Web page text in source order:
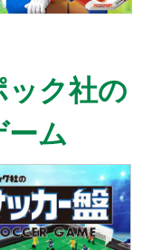
ク社の
ーム